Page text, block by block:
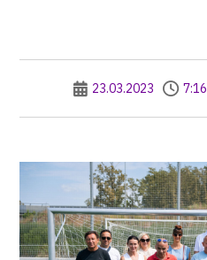
23.03.2023 7:16